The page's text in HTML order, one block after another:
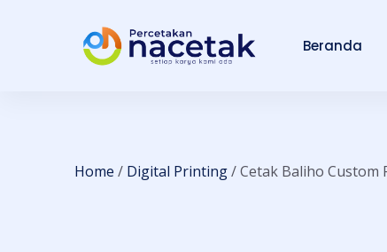
Beranda
Home / Digital Printing/ Cetak Baliho Custom